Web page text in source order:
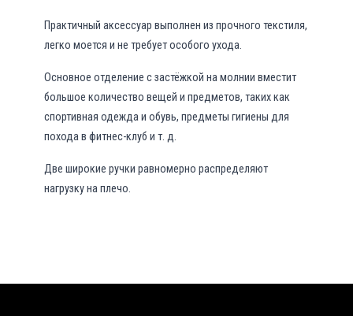
Практичный аксессуар выполнен из прочного текстиля,
легко моется и не требует особого ухода.
Основное отделение с застёжкой на молнии вместит
большое количество вещей и предметов, таких как
спортивная одежда и обувь, предметы гигиены для
похода в фитнес-клуб и т. д.
Две широкие ручки равномерно распределяют
нагрузку на плечо.